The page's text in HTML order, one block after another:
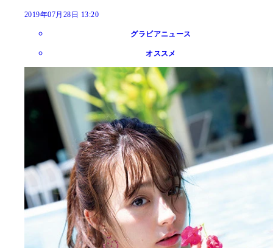
2019年07月28日 13:20
グラビアニュース
オススメ